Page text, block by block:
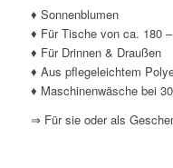
♦ Sonnenblumen
♦ Für Tische von ca. 180
♦ Für Drinnen & Draußen
♦ Aus pflegeleichtem
♦ Maschinenwäsche bei
⇒ Für sie oder als